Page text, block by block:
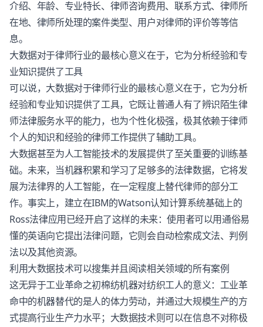
介绍、年龄、专业特长、律师咨询费用、联系方式、律师所
在地、律师所处理的案件类型、用户对律师的评价等等信
息。
大数据对于律师行业的最核心意义在于，它为分析经验和专
业知识提供了工具
可以说，大数据对于律师行业的最核心意义在于，它为分析
经验和专业知识提供了工具，它既让普通人有了辨识陌生律
师法律服务水平的能力，也为个性化极强，极其依赖于律师
个人的知识和经验的律师工作提供了辅助工具。
大数据甚至为人工智能技术的发展提供了至关重要的训练基
础。未来，当机器积累和学习了足够多的法律数据，它将发
展为法律界的人工智能，在一定程度上替代律师的部分工
作。事实上，建立在IBM的Watson认知计算系统基础上的
Ross法律应用已经开启了这样的未来：使用者可以用通俗易
懂的英语向它提出法律问题，它则会自动检索成文法、判例
法以及其他资源。
利用大数据技术可以搜集并且阅读相关领域的所有案例
这无异于工业革命之初棉纺机器对纺织工人的意义：工业革
命中的机器替代的是人的体力劳动，并通过大规模生产的方
式提高行业生产力水平；大数据技术则可以在信息不对称极